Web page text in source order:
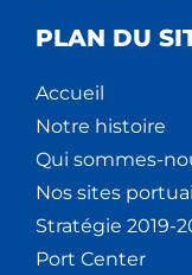
PLAN DU
Accueil
Notre histoire
Qui sommes-
Nos sites
Stratégie 2019-
Port Center